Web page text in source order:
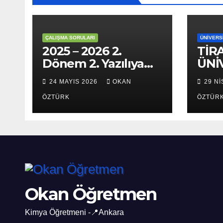
ÇALIŞMA SORULARI
2025 – 2026 2.
Dönem 2. Yazılıya
Hazırlık Çalışma
Soruları
24 MAYIS 2026 OKAN
ÖZTÜRK
29
ÖZTÜRK
Okan Öğretmen
Kimya Öğretmeni -📍Ankara